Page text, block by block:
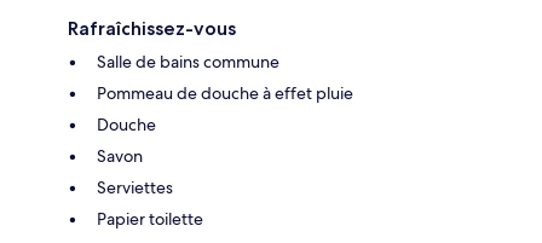
Rafraîchissez-vous
Salle de bains commune
Pommeau de douche à effet pluie
Douche
Savon
Serviettes
Papier toilette